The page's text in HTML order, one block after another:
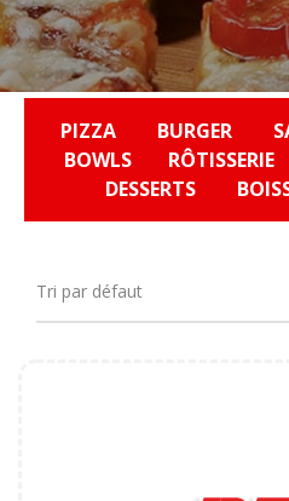
PIZZA BURGER
BOWLS
RÔTISSERIE
DESSERTS